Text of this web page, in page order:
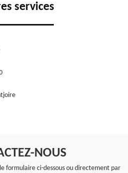
services
NOUS
formulaire ci-dessous ou directement par